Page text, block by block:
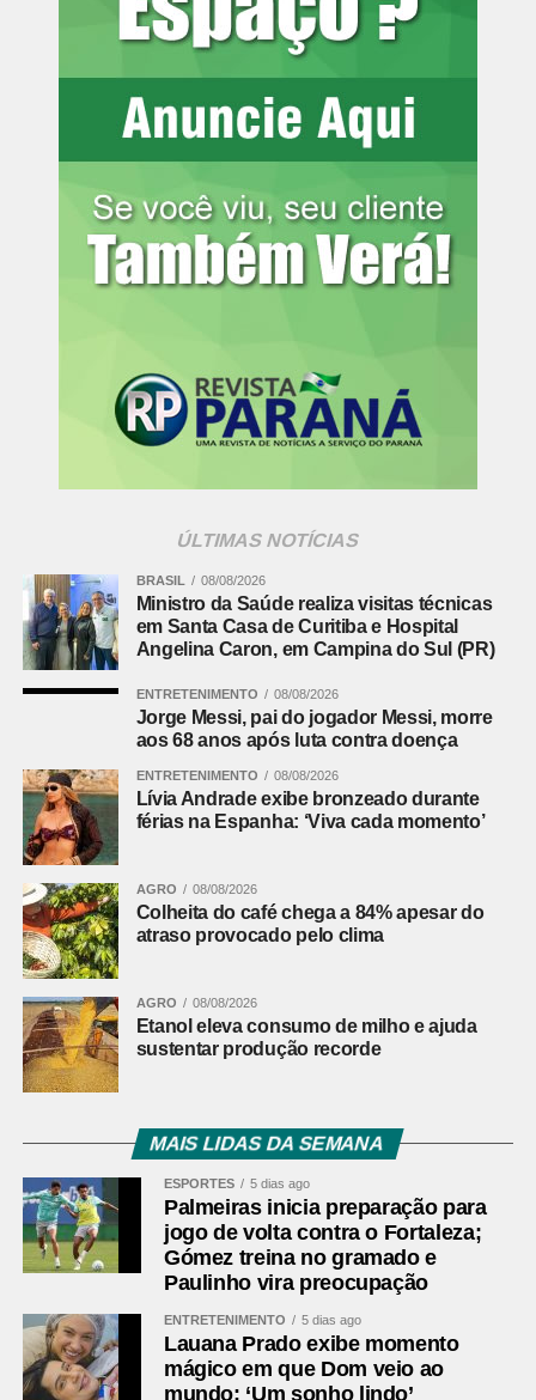
razão de ofensa a valores fundamentais relacionados à
igualdade, à dignidade da pessoa humana e ao combate
à discriminação. O MPPR solicita que, se deferido, o
valor seja destinado ao Fundo Estadual de Políticas de
Promoção da Igualdade Racial e utilizado para
financiamento de políticas públicas voltadas à promoção
da igualdade racial no Paraná.
Informações para a imprensa:
Assessoria de Comunicação
Ministério Público PR
ÚLTIMAS NOTÍCIAS
BRASIL 08/08/2026
Ministro da Saúde realiza visitas técnicas
em Santa Casa de Curitiba e Hospital
Angelina Caron, em Campina do Sul (PR)
ENTRETENIMENTO 08/08/2026
Jorge Messi, pai do jogador Messi, morre
aos 68 anos após luta contra doença
ENTRETENIMENTO 08/08/2026
Lívia Andrade exibe bronzeado durante
férias na Espanha: ‘Viva cada momento’
AGRO 08/08/2026
Colheita do café chega a 84% apesar do
atraso provocado pelo clima
AGRO 08/08/2026
Etanol eleva consumo de milho e ajuda
sustentar produção recorde
MAIS LIDAS DA SEMANA
ESPORTES 5 dias ago
Palmeiras inicia preparação para
jogo de volta contra o Fortaleza;
Gómez treina no gramado e
Paulinho vira preocupação
ENTRETENIMENTO 5 dias ago
Lauana Prado exibe momento
mágico em que Dom veio ao
mundo: ‘Um sonho lindo’